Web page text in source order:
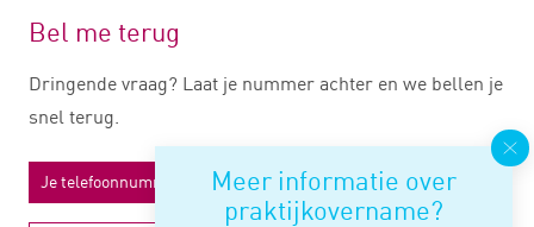
Meer informatie over
praktijkovername?
Bel me terug
Dringende vraag? Laat je nummer achter en we bellen je
snel terug.